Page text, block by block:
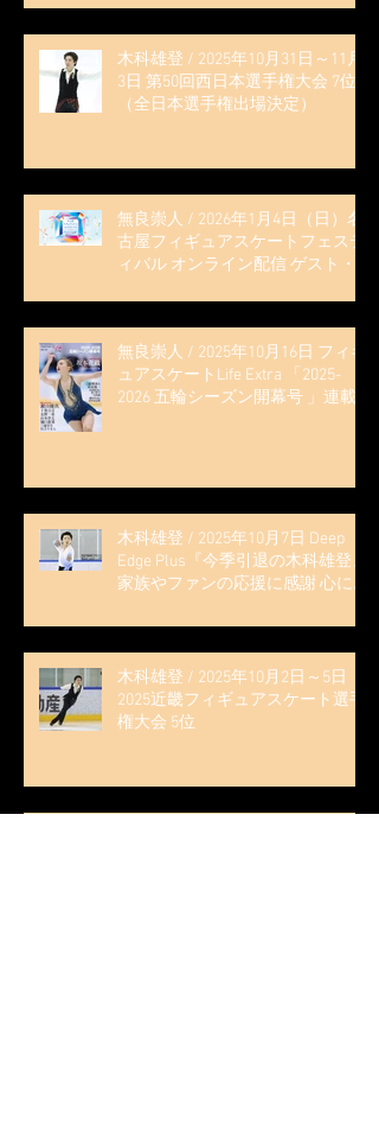
木科雄登 / 2025年10月31日～11月
3日 第50回西日本選手権大会 7位
（全日本選手権出場決定）
無良崇人 / 2026年1月4日（日）名
古屋フィギュアスケートフェステ
ィバル オンライン配信 ゲスト・
無良崇人 / 2025年10月16日 フィギ
ュアスケートLife Extra 「2025-
2026 五輪シーズン開幕号 」連載
木科雄登 / 2025年10月7日 Deep
Edge Plus『今季引退の木科雄登、
家族やファンの応援に感謝 心に響
見に来て」』
木科雄登 / 2025年10月2日～5日
2025近畿フィギュアスケート選手
権大会 5位